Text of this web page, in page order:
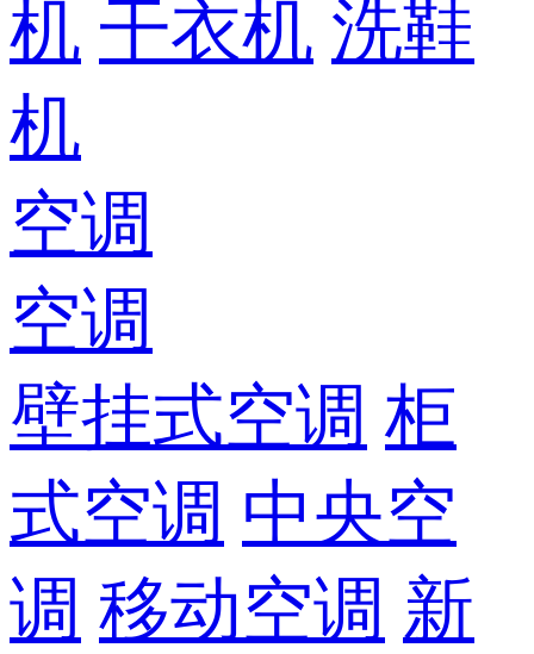
机 干衣机 洗鞋
机
空调
空调
壁挂式空调 柜
式空调 中央空
调 移动空调 新